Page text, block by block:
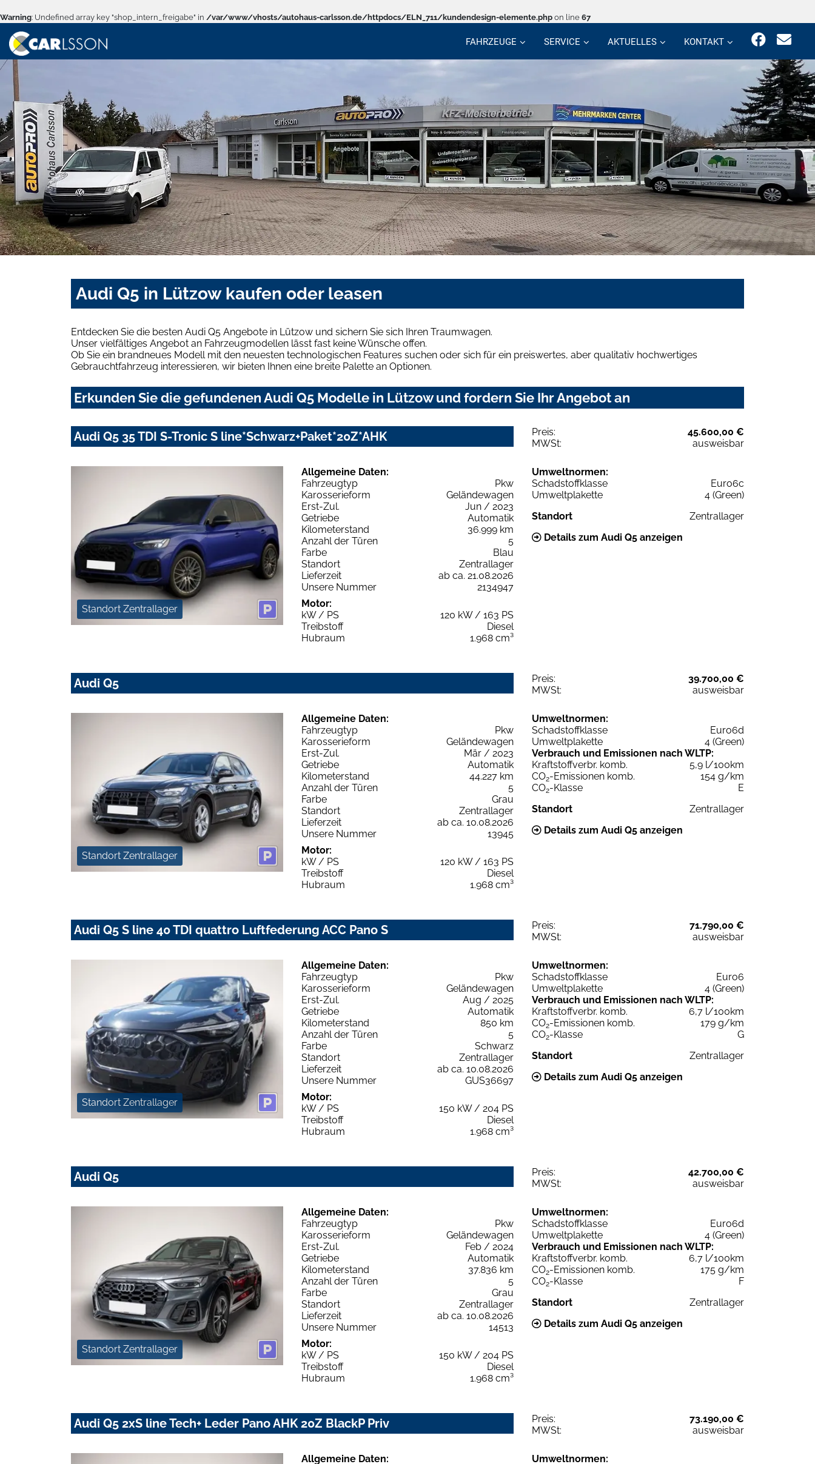
Warning: Undefined array key "shop_intern_freigabe" in /var/www/vhosts/autohaus-carlsson.de/httpdocs/ELN_711/kundendesign-elemente.php on line 67
FAHRZEUGE SERVICE AKTUELLES KONTAKT
Audi Q5 in Lützow kaufen oder leasen
Entdecken Sie die besten Audi Q5 Angebote in Lützow und sichern Sie sich Ihren Traumwagen.
Unser vielfältiges Angebot an Fahrzeugmodellen lässt fast keine Wünsche offen.
Ob Sie ein brandneues Modell mit den neuesten technologischen Features suchen oder sich für ein preiswertes, aber qualitativ hochwertiges
Gebrauchtfahrzeug interessieren, wir bieten Ihnen eine breite Palette an Optionen.
Erkunden Sie die gefundenen Audi Q5 Modelle in Lützow und fordern Sie Ihr Angebot an
Audi Q5 35 TDI S-Tronic S line*Schwarz+Paket*20Z*AHK Preis:
45.600,00 €
MWSt:
ausweisbar
Standort Zentrallager
Allgemeine Daten:
Fahrzeugtyp
Pkw
Karosserieform
Geländewagen
Erst-Zul.
Jun / 2023
Getriebe
Automatik
Kilometerstand
36.999 km
Anzahl der Türen
5
Farbe
Blau
Standort
Zentrallager
Lieferzeit
ab ca. 21.08.2026
Unsere Nummer
2134947
Motor:
kW / PS
120 kW / 163 PS
Treibstoff
Diesel
Hubraum
1.968 cm³
Umweltnormen:
Schadstoffklasse
Euro6c
Umweltplakette
4 (Green)
Standort
Zentrallager
Details zum Audi Q5 anzeigen
Audi Q5 Preis:
39.700,00 €
MWSt:
ausweisbar
Standort Zentrallager
Allgemeine Daten:
Fahrzeugtyp
Pkw
Karosserieform
Geländewagen
Erst-Zul.
Mär / 2023
Getriebe
Automatik
Kilometerstand
44.227 km
Anzahl der Türen
5
Farbe
Grau
Standort
Zentrallager
Lieferzeit
ab ca. 10.08.2026
Unsere Nummer
13945
Motor:
kW / PS
120 kW / 163 PS
Treibstoff
Diesel
Hubraum
1.968 cm³
Umweltnormen:
Schadstoffklasse
Euro6d
Umweltplakette
4 (Green)
Verbrauch und Emissionen nach WLTP:
Kraftstoffverbr. komb.
5,9 l/100km
CO2-Emissionen komb.
154 g/km
CO2-Klasse
E
Standort
Zentrallager
Details zum Audi Q5 anzeigen
Audi Q5 S line 40 TDI quattro Luftfederung ACC Pano S Preis:
71.790,00 €
MWSt:
ausweisbar
Standort Zentrallager
Allgemeine Daten:
Fahrzeugtyp
Pkw
Karosserieform
Geländewagen
Erst-Zul.
Aug / 2025
Getriebe
Automatik
Kilometerstand
850 km
Anzahl der Türen
5
Farbe
Schwarz
Standort
Zentrallager
Lieferzeit
ab ca. 10.08.2026
Unsere Nummer
GUS36697
Motor:
kW / PS
150 kW / 204 PS
Treibstoff
Diesel
Hubraum
1.968 cm³
Umweltnormen:
Schadstoffklasse
Euro6
Umweltplakette
4 (Green)
Verbrauch und Emissionen nach WLTP:
Kraftstoffverbr. komb.
6,7 l/100km
CO2-Emissionen komb.
179 g/km
CO2-Klasse
G
Standort
Zentrallager
Details zum Audi Q5 anzeigen
Audi Q5 Preis:
42.700,00 €
MWSt:
ausweisbar
Standort Zentrallager
Allgemeine Daten:
Fahrzeugtyp
Pkw
Karosserieform
Geländewagen
Erst-Zul.
Feb / 2024
Getriebe
Automatik
Kilometerstand
37.836 km
Anzahl der Türen
5
Farbe
Grau
Standort
Zentrallager
Lieferzeit
ab ca. 10.08.2026
Unsere Nummer
14513
Motor:
kW / PS
150 kW / 204 PS
Treibstoff
Diesel
Hubraum
1.968 cm³
Umweltnormen:
Schadstoffklasse
Euro6d
Umweltplakette
4 (Green)
Verbrauch und Emissionen nach WLTP:
Kraftstoffverbr. komb.
6,7 l/100km
CO2-Emissionen komb.
175 g/km
CO2-Klasse
F
Standort
Zentrallager
Details zum Audi Q5 anzeigen
Audi Q5 2xS line Tech+ Leder Pano AHK 20Z BlackP Priv Preis:
73.190,00 €
MWSt:
ausweisbar
Allgemeine Daten:
Umweltnormen: